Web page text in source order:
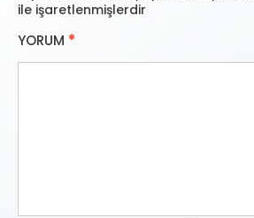
ile işaretlenmişlerdir
YORUM *